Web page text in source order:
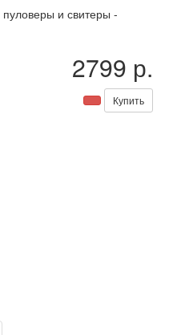
и свитеры -
2799 р.
Купить